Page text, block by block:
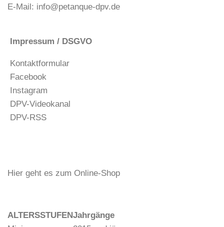
E-Mail: info@petanque-dpv.de
Impressum / DSGVO
Kontaktformular
Facebook
Instagram
DPV-Videokanal
DPV-RSS
Hier geht es zum Online-Shop
ALTERSSTUFENJahrgänge